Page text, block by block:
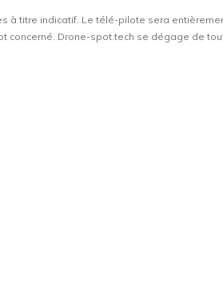
à titre indicatif. Le télé-pilote sera
concerné. Drone-spot.tech se dégage de